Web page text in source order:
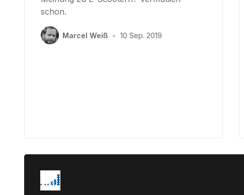
schon.
Marcel Weiß • 10 Sep. 2019